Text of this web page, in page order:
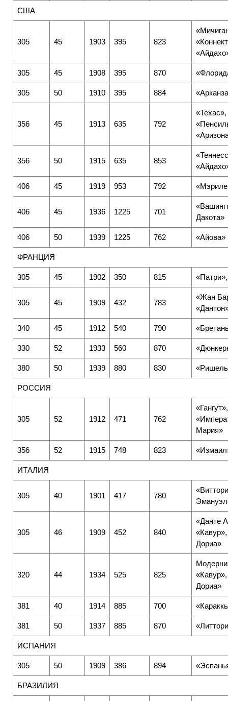
США
305 45 1903 395 823
305 45 1908 395 870
305 50 1910 395 884
356 45 1913 635 792
«Техас»,
356 50 1915 635 853
406 45 1919 953 792
406 45 1936 1225 701
Дакота»
406 50 1939 1225 762 «Айова»
ФРАНЦИЯ
305 45 1902 350 815
305 45 1909 432 783
«Жан
340 45 1912 540 790
330 52 1933 560 870
380 50 1939 880 830
РОССИЯ
305 52 1912 471 762
«Гангут»,
Мария»
356 52 1915 748 823
ИТАЛИЯ
305 40 1901 417 780
305 46 1909 452 840
«Данте
Дориа»
320 44 1934 525 825
Дориа»
381 40 1914 885 700
381 50 1937 885 870
ИСПАНИЯ
305 50 1909 386 894
БРАЗИЛИЯ